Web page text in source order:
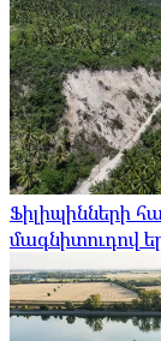
Ֆիլիպինների
մագնիտուդով